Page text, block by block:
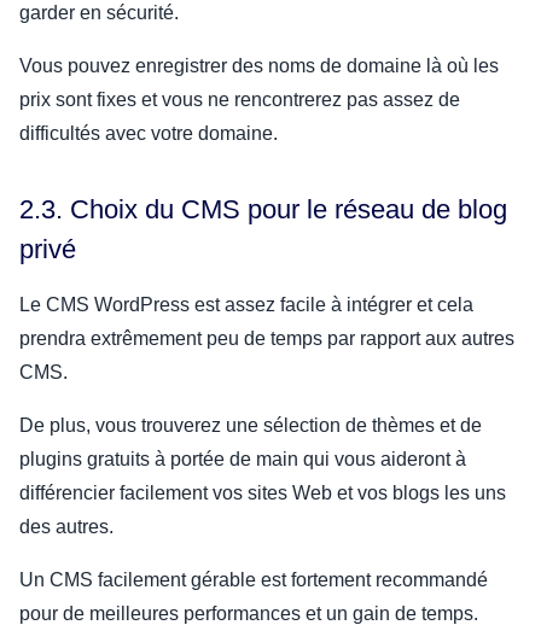
garder en sécurité.
Vous pouvez enregistrer des noms de domaine là où les
prix sont fixes et vous ne rencontrerez pas assez de
difficultés avec votre domaine.
2.3. Choix du CMS pour le réseau de blog
privé
Le CMS WordPress est assez facile à intégrer et cela
prendra extrêmement peu de temps par rapport aux autres
CMS.
De plus, vous trouverez une sélection de thèmes et de
plugins gratuits à portée de main qui vous aideront à
différencier facilement vos sites Web et vos blogs les uns
des autres.
Un CMS facilement gérable est fortement recommandé
pour de meilleures performances et un gain de temps.